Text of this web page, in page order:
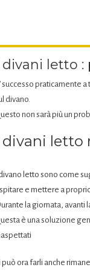
divani letto :
successo praticamente
divano.
non sarà più un
divani letto
divano letto sono come
e mettere a
la giornata, avanti
è una soluzione
può ora farli anche